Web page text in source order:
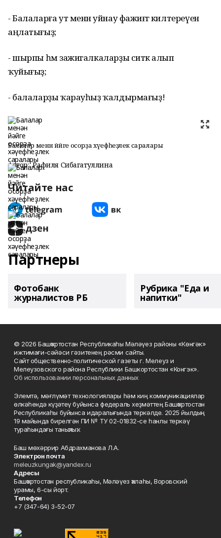
- Балаларға ут менән уйнау фажиғәгә килтереүен
аңлатығыҙ;
- шырпы һәм зажигалкаларҙы ситкә алып
ҡуйығыҙ;
- балаларҙы ҡарауһыҙ ҡалдырмағыҙ!
Балалар менән йәйге осорҙа хәүефһеҙлек саралары
Автор: Рафиля Сибагатуллина
Читайте нас
Партнеры
Фотобанк
журналистов РБ
Рубрика "Еда и
напитки"
© 2026 Башҡортостан Республикаһы Мәләүез районы «Көнгәк»
ижтимағи-сәйәси гәзитенең рәсми сайты.
Сайт общественно-политической газеты г. Мелеуз и
Мелеузовского района Республики Башкортостан «Конгэк».
Об использовании персональных данных
Элемтә, мәғлүмәт технологиялары һәм киң коммуникациялар
өлкәһендә күҙәтеү буйынса федераль хеҙмәттең Башҡортостан
Республикаһы буйынса идаралығында теркәлде. 2025 йылдың
19 майында бирелгән ПИ № ТУ 02-01832-се һанлы теркәү
тураһындағы таныҡлыҡ.
Баш мөхәррир Абдрахманова Л.А.
Электрон почта
meleuzkungak@yandex.ru
Адресы
Башҡортостан республикаһы, Мәләүез ҡалаһы, Воровский
урамы, 6-сы йорт.
Телефон
+7 (347-64) 3-52-07